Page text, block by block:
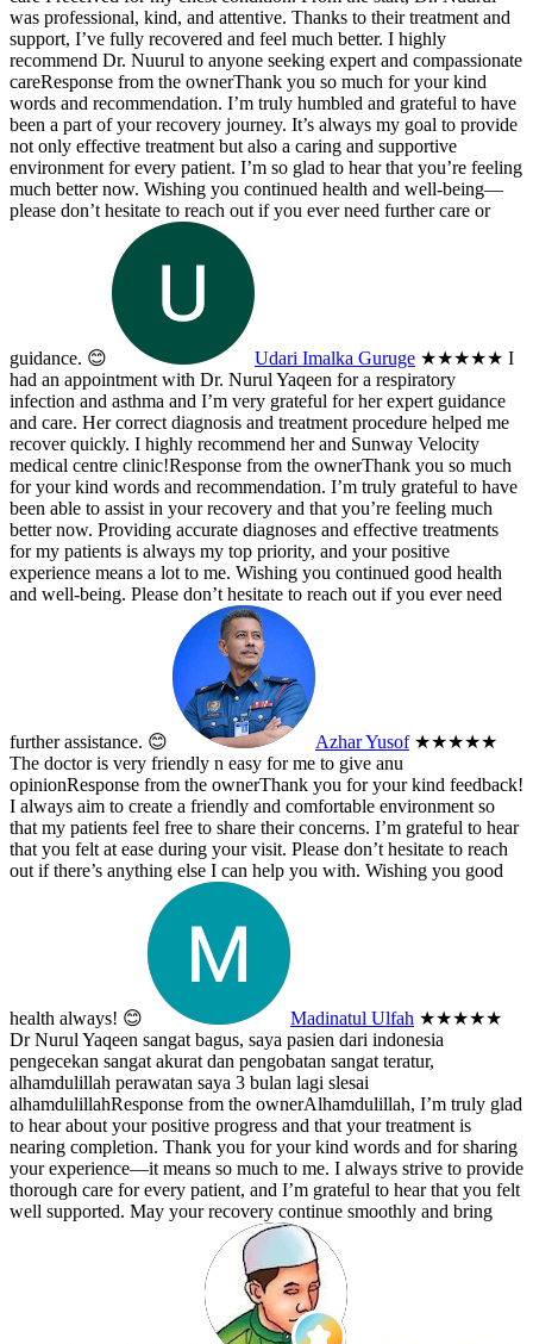
was professional, kind, and attentive. Thanks to their treatment and
support, I’ve fully recovered and feel much better. I highly
recommend Dr. Nuurul to anyone seeking expert and compassionate
careResponse from the ownerThank you so much for your kind
words and recommendation. I’m truly humbled and grateful to have
been a part of your recovery journey. It’s always my goal to provide
not only effective treatment but also a caring and supportive
environment for every patient. I’m so glad to hear that you’re feeling
much better now. Wishing you continued health and well-being—
please don’t hesitate to reach out if you ever need further care or
guidance. 😊 Udari Imalka Guruge ★★★★★ I
had an appointment with Dr. Nurul Yaqeen for a respiratory
infection and asthma and I’m very grateful for her expert guidance
and care. Her correct diagnosis and treatment procedure helped me
recover quickly. I highly recommend her and Sunway Velocity
medical centre clinic!Response from the ownerThank you so much
for your kind words and recommendation. I’m truly grateful to have
been able to assist in your recovery and that you’re feeling much
better now. Providing accurate diagnoses and effective treatments
for my patients is always my top priority, and your positive
experience means a lot to me. Wishing you continued good health
and well-being. Please don’t hesitate to reach out if you ever need
further assistance. 😊 Azhar Yusof★★★★★
The doctor is very friendly n easy for me to give anu
opinionResponse from the ownerThank you for your kind feedback!
I always aim to create a friendly and comfortable environment so
that my patients feel free to share their concerns. I’m grateful to hear
that you felt at ease during your visit. Please don’t hesitate to reach
out if there’s anything else I can help you with. Wishing you good
health always! 😊 Madinatul Ulfah ★★★★★
Dr Nurul Yaqeen sangat bagus, saya pasien dari indonesia
pengecekan sangat akurat dan pengobatan sangat teratur,
alhamdulillah perawatan saya 3 bulan lagi slesai
alhamdulillahResponse from the ownerAlhamdulillah, I’m truly glad
to hear about your positive progress and that your treatment is
nearing completion. Thank you for your kind words and for sharing
your experience—it means so much to me. I always strive to provide
thorough care for every patient, and I’m grateful to hear that you felt
well supported. May your recovery continue smoothly and bring